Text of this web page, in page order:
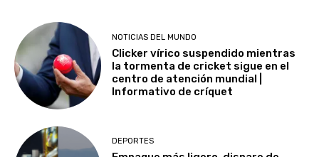
NOTICIAS DEL MUNDO
Clicker vírico suspendido mientras
la tormenta de cricket sigue en el
centro de atención mundial |
Informativo de críquet
DEPORTES